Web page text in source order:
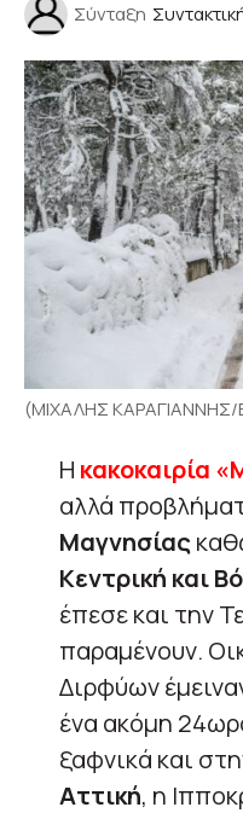
Σύνταξη
(ΜΙΧΑΛΗΣ ΚΑΡΑΓΙΑΝΝΗΣ/
Η κακοκαιρία
αλλά
Μαγνησίας
Κεντρική και
έπεσε και την
παραμένουν.
Διρφύων
ένα ακόμη
ξαφνικά και
Αττική, η